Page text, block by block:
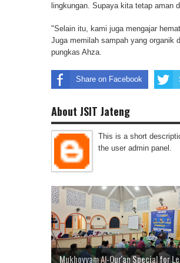
lingkungan. Supaya kita tetap aman
"Selain itu, kami juga mengajar
Juga memilah sampah yang organik
pungkas Ahza.
Share on Facebook
About JSIT Jateng
This is a short
the user admin panel.
Mukhoyyam Al-Qur'an Special for